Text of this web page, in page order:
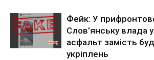
Фейк: У
Слов’янську влада
асфальт замість
укріплень